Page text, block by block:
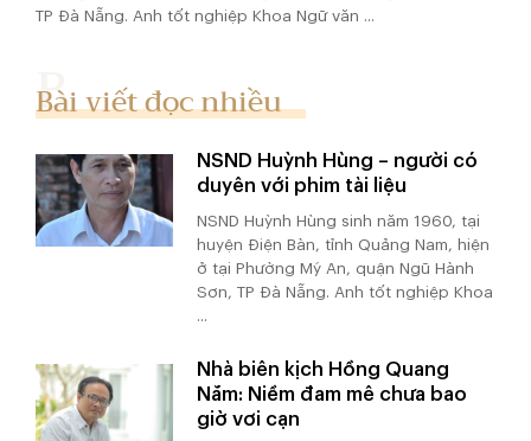
TP Đà Nẵng. Anh tốt nghiệp Khoa Ngữ văn ...
Bài viết đọc nhiều
NSND Huỳnh Hùng – người có
duyên với phim tài liệu
NSND Huỳnh Hùng sinh năm 1960, tại
huyện Điện Bàn, tỉnh Quảng Nam, hiện
ở tại Phường Mỹ An, quận Ngũ Hành
Sơn, TP Đà Nẵng. Anh tốt nghiệp Khoa
Nhà biên kịch Hồng Quang
Năm: Niềm đam mê chưa bao
giờ vơi cạn